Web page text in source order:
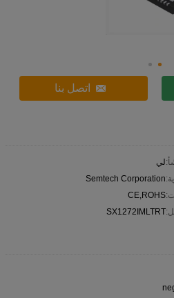
اتصل بنا
لي
Semtech Corporation
CE,ROHS
SX1272IMLTRT